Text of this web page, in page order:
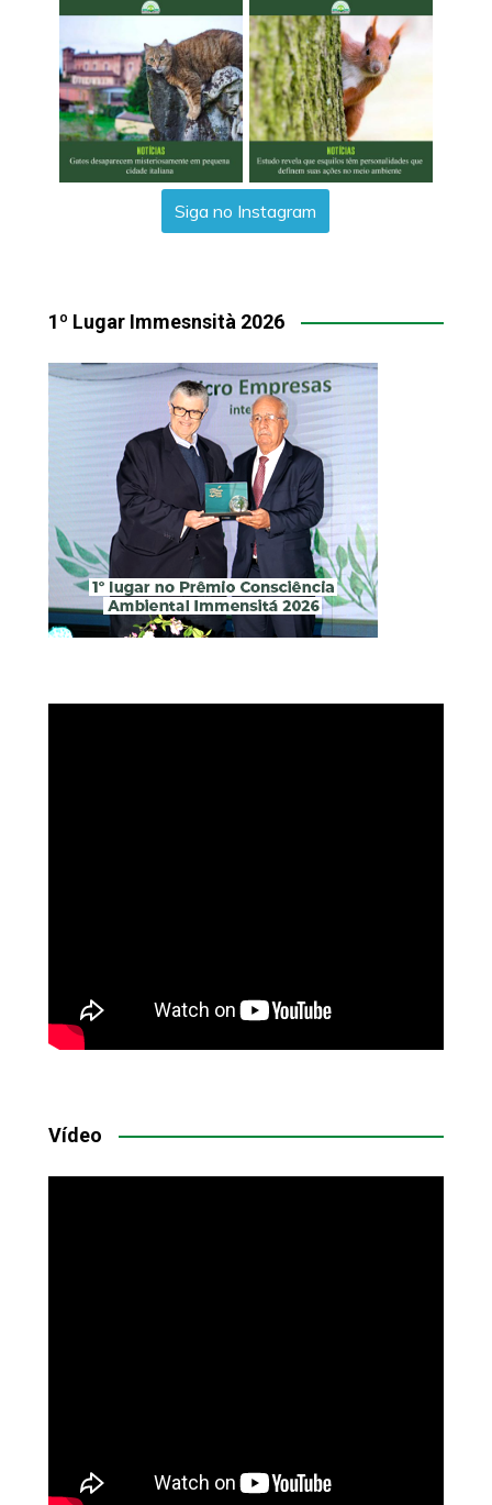
Siga no Instagram
1º Lugar Immesnsità 2026
Vídeo